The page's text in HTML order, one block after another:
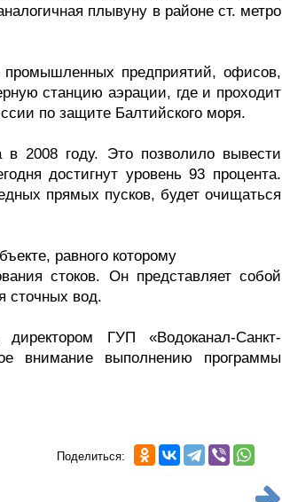
плывуну в районе ст. метро
предприятий, офисов,
станцию аэрации, где и проходит
по защите Балтийского моря.
в 2008 году. Это позволило вывести
достигнут уровень 93 процента.
прямых пусков, будет очищаться
равного которому
стоков. Он представляет собой
сточных вод.
ГУП «Водоканал-Санкт-
внимание выполнению программы
Поделиться: